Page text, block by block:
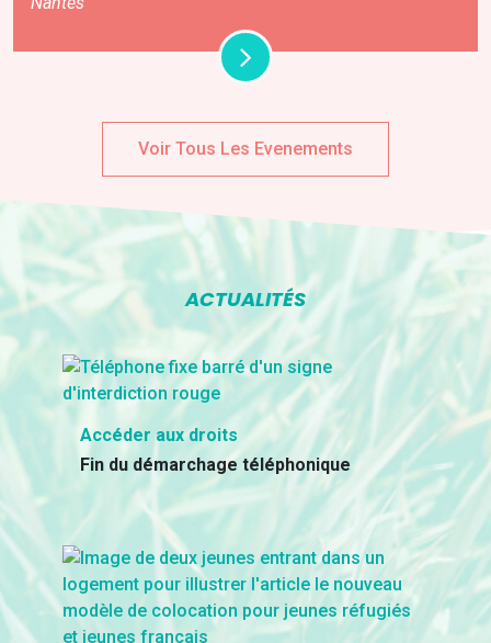
Voir Tous Les Evenements
ACTUALITÉS
Accéder aux droits
Fin du démarchage téléphonique